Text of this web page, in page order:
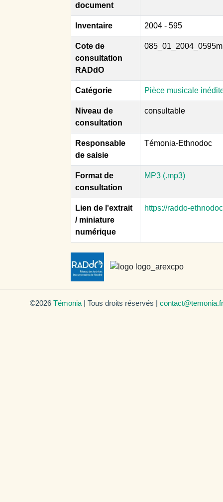
document
Inventaire 2004 - 595
Cote de
consultation
RADdO
Catégorie Pièce musicale
Niveau de
consultation
consultable
Responsable
de saisie
Témonia-Ethnodoc
Format de
consultation
MP3 (.mp3)
Lien de l'extrait
/ miniature
numérique
https://raddo-
©2026 Témonia | Tous droits réservés | contact@temonia.fr